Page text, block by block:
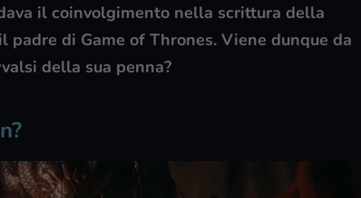
il coinvolgimento nella scrittura della
di Game of Thrones. Viene dunque da
della sua penna?